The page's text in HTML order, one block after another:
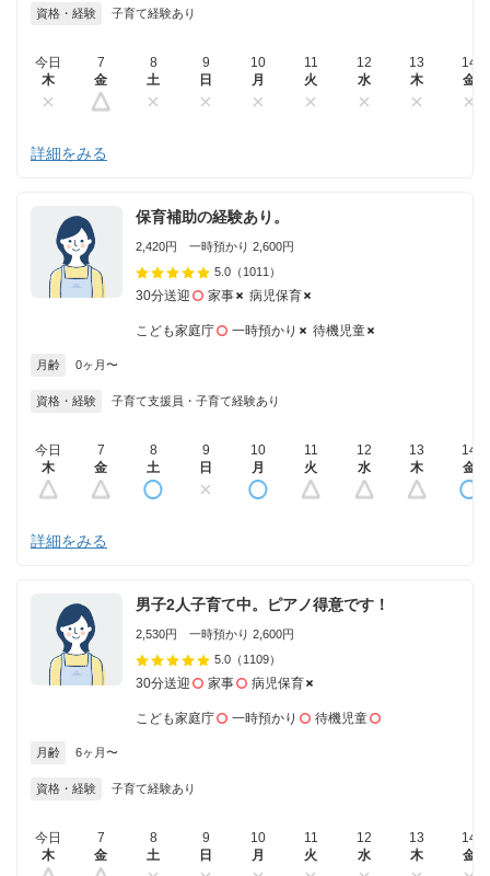
資格・経験 子育て経験あり
今日
木
7
金
8
土
9
日
10
月
11
火
12
水
13
木
14
金
詳細をみる
保育補助の経験あり。
2,420円 一時預かり 2,600円
5.0 （1011）
30分送迎 家事 病児保育
こども家庭庁 一時預かり 待機児童
月齢 0ヶ月〜
資格・経験 子育て支援員・子育て経験あり
今日
木
7
金
8
土
9
日
10
月
11
火
12
水
13
木
14
金
詳細をみる
男子2人子育て中。ピアノ得意です！
2,530円 一時預かり 2,600円
5.0 （1109）
30分送迎 家事 病児保育
こども家庭庁 一時預かり 待機児童
月齢 6ヶ月〜
資格・経験 子育て経験あり
今日
木
7
金
8
土
9
日
10
月
11
火
12
水
13
木
14
金